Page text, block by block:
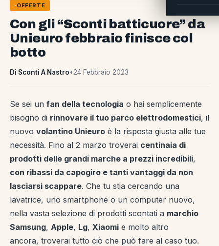
OFFERTE
Con gli “Sconti batticuore” da
Unieuro febbraio finisce col
botto
Di Sconti A Nastro•24 Febbraio 2023
Se sei un fan della tecnologia o hai semplicemente
bisogno di rinnovare il tuo parco elettrodomestici, il
nuovo volantino Unieuro è la risposta giusta alle tue
necessità. Fino al 2 marzo troverai centinaia di
prodotti delle grandi marche a prezzi incredibili,
con ribassi da capogiro e tanti vantaggi da non
lasciarsi scappare. Che tu stia cercando una
lavatrice, uno smartphone o un computer nuovo,
nella vasta selezione di prodotti scontati a marchio
Samsung, Apple, Lg, Xiaomi e molto altro
ancora, troverai tutto ciò che può fare al caso tuo.